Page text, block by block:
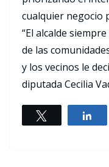
cualquier negocio
“El alcalde
de las
y los vecinos le
diputada Cecilia